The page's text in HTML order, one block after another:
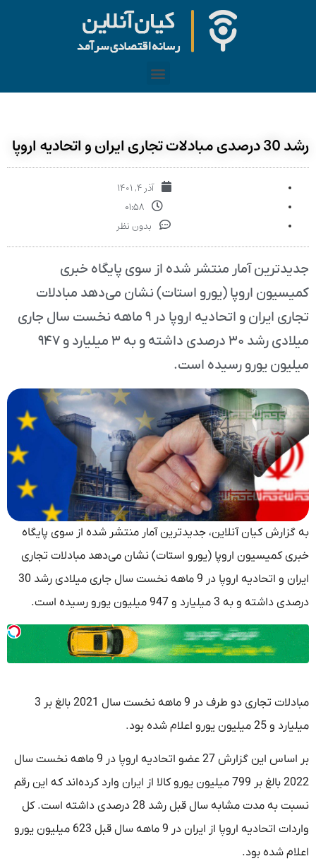
رشد 30 درصدی مبادلات تجاری ایران و اتحادیه اروپا
آذر ۴, ۱۴۰۱
۰۱:۵۸
بدون نظر
جدیدترین آمار منتشر شده از سوی پایگاه خبری
کمیسیون اروپا (یورو استات) نشان می‌دهد مبادلات
تجاری ایران و اتحادیه اروپا در ۹ ماهه نخست سال جاری
میلادی رشد ۳۰ درصدی داشته و به ۳ میلیارد و ۹۴۷
میلیون یورو رسیده است.
به گزارش کیان آنلاین، جدیدترین آمار منتشر شده از سوی پایگاه
خبری کمیسیون اروپا (یورو استات) نشان می‌دهد مبادلات تجاری
ایران و اتحادیه اروپا در 9 ماهه نخست سال جاری میلادی رشد 30
درصدی داشته و به 3 میلیارد و 947 میلیون یورو رسیده است.
مبادلات تجاری دو طرف در 9 ماهه نخست سال 2021 بالغ بر 3
میلیارد و 25 میلیون یورو اعلام شده بود.
بر اساس این گزارش 27 عضو اتحادیه اروپا در 9 ماهه نخست سال
2022 بالغ بر 799 میلیون یورو کالا از ایران وارد کرده‌اند که این رقم
نسبت به مدت مشابه سال قبل رشد 28 درصدی داشته است. کل
واردات اتحادیه اروپا از ایران در 9 ماهه سال قبل 623 میلیون یورو
اعلام شده بود.